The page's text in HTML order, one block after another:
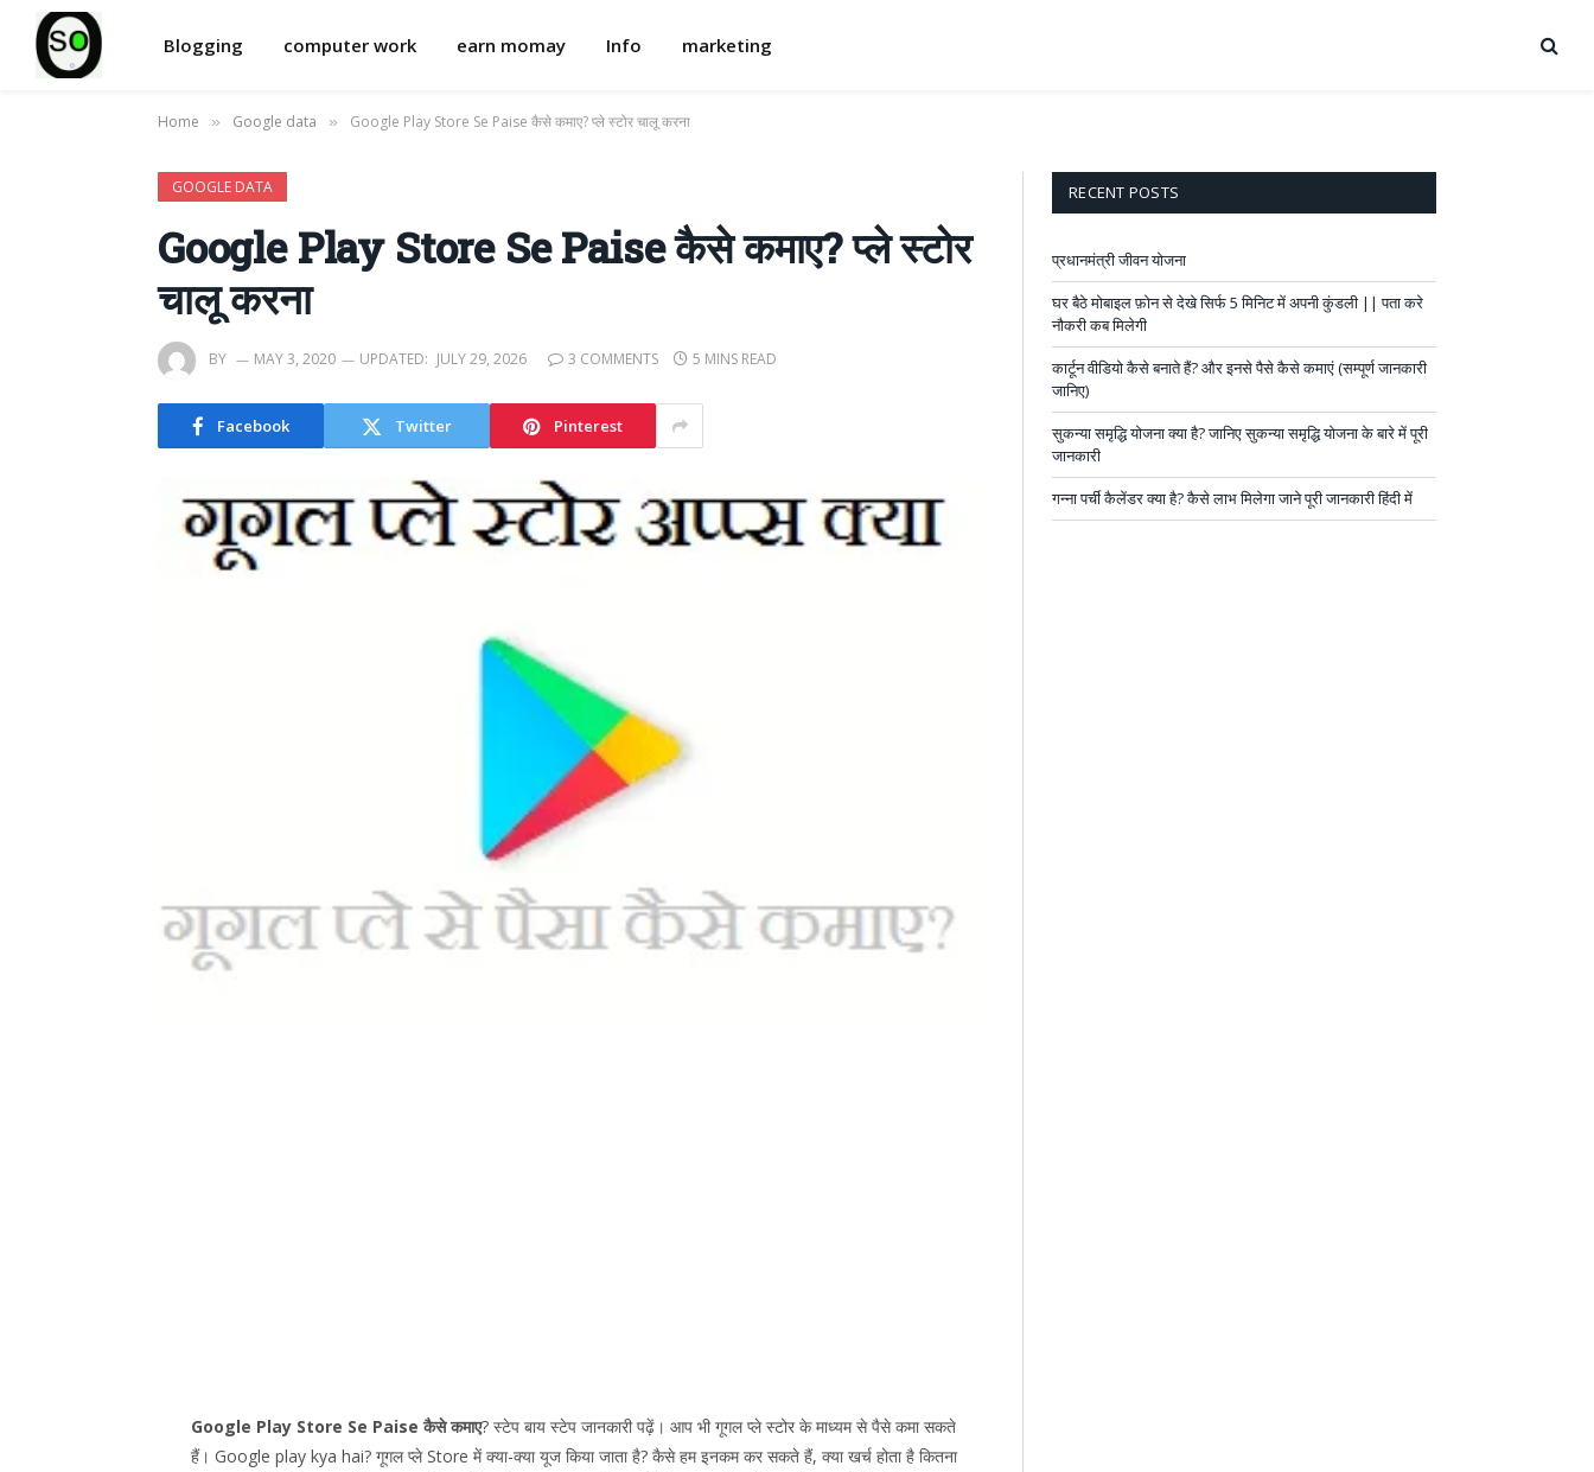
Blogging computer work earn momay Info marketing
Home » Google data » Google Play Store Se Paise कैसे कमाए? प्ले स्टोर चालू करना
GOOGLE DATA
Google Play Store Se Paise कैसे कमाए? प्ले स्टोर
चालू करना
BY MAY 3, 2020 UPDATED: JULY 29, 2026 3 COMMENTS 5 MINS READ
Facebook Twitter Pinterest
Google Play Store Se Paise कैसे कमाए? स्टेप बाय स्टेप जानकारी पढ़ें। आप भी गूगल प्ले स्टोर के माध्यम से पैसे कमा सकते
हैं। Google play kya hai? गूगल प्ले Store में क्या-क्या यूज किया जाता है? कैसे हम इनकम कर सकते हैं, क्या खर्च होता है कितना
RECENT POSTS
प्रधानमंत्री जीवन योजना
घर बैठे मोबाइल फ़ोन से देखे सिर्फ 5 मिनिट में अपनी कुंडली || पता करे
नौकरी कब मिलेगी
कार्टून वीडियो कैसे बनाते हैं? और इनसे पैसे कैसे कमाएं (सम्पूर्ण जानकारी
जानिए)
सुकन्या समृद्धि योजना क्या है? जानिए सुकन्या समृद्धि योजना के बारे में पूरी
जानकारी
गन्ना पर्ची कैलेंडर क्या है? कैसे लाभ मिलेगा जाने पूरी जानकारी हिंदी में